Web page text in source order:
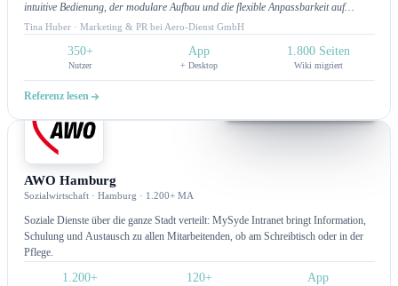
intuitive Bedienung, der modulare Aufbau und die flexible Anpassbarkeit auf
unsere Wünsche. Ein Highlight ist die App-Funktion mit Push-Benachrichtigungen,
über die wir unsere Teams direkt informieren können. Am meisten begeistert uns
jedoch der hervorragende Customer Service: schnelle Bearbeitung,
lösungsorientierte Unterstützung und ein Team, das jederzeit erreichbar ist. Wir
Tina Huber · Marketing & PR bei Aero-Dienst GmbH
350+
Nutzer
App
+ Desktop
1.800 Seiten
Wiki migriert
Referenz lesen
Intranet
AWO Hamburg
Sozialwirtschaft · Hamburg · 1.200+ MA
Soziale Dienste über die ganze Stadt verteilt: MySyde Intranet bringt Information,
Schulung und Austausch zu allen Mitarbeitenden, ob am Schreibtisch oder in der
Pflege.
1.200+ 120+ App